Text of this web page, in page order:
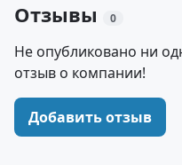
Отзывы 0
Не опубликовано ни
отзыв о компании!
Добавить отзыв